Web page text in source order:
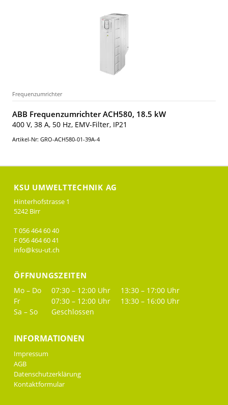
Frequenzumrichter
ABB Frequenzumrichter ACH580, 18.5 kW
400 V, 38 A, 50 Hz, EMV-Filter, IP21
Artikel-Nr: GRO-ACH580-01-39A-4
KSU UMWELTTECHNIK AG
Hinterhofstrasse 1
5242 Birr
T 056 464 60 40
F 056 464 60 41
info@ksu-ut.ch
ÖFFNUNGSZEITEN
Mo – Do 07:30 – 12:00 Uhr
13:30 – 17:00 Uhr
Fr
07:30 – 12:00 Uhr
13:30 – 16:00 Uhr
Sa – So
Geschlossen
INFORMATIONEN
Impressum
AGB
Datenschutzerklärung
Kontaktformular